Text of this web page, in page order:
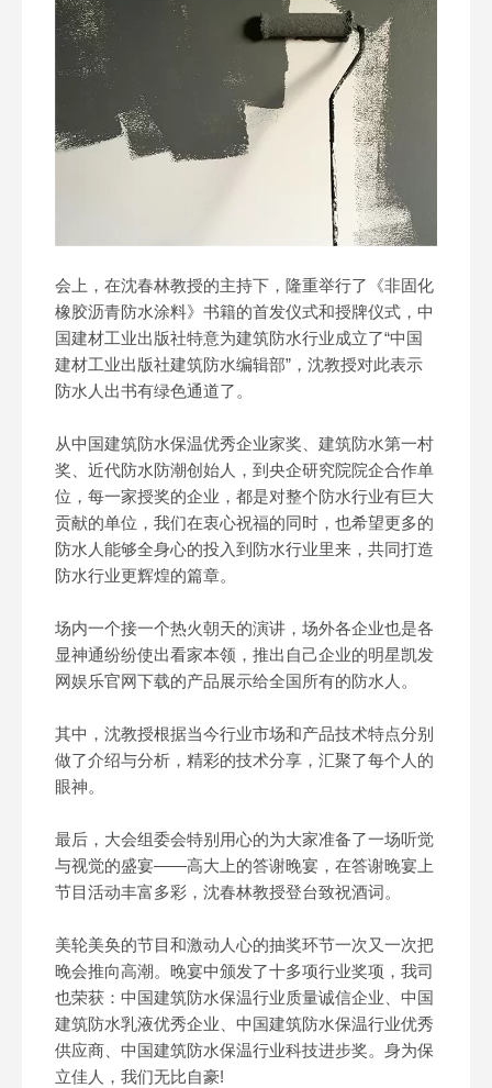
会上，在沈春林教授的主持下，隆重举行了《非固化
橡胶沥青防水涂料》书籍的首发仪式和授牌仪式，中
国建材工业出版社特意为建筑防水行业成立了“中国
建材工业出版社建筑防水编辑部”，沈教授对此表示
防水人出书有绿色通道了。
从中国建筑防水保温优秀企业家奖、建筑防水第一村
奖、近代防水防潮创始人，到央企研究院院企合作单
位，每一家授奖的企业，都是对整个防水行业有巨大
贡献的单位，我们在衷心祝福的同时，也希望更多的
防水人能够全身心的投入到防水行业里来，共同打造
防水行业更辉煌的篇章。
场内一个接一个热火朝天的演讲，场外各企业也是各
显神通纷纷使出看家本领，推出自己企业的明星凯发
网娱乐官网下载的产品展示给全国所有的防水人。
其中，沈教授根据当今行业市场和产品技术特点分别
做了介绍与分析，精彩的技术分享，汇聚了每个人的
眼神。
最后，大会组委会特别用心的为大家准备了一场听觉
与视觉的盛宴——高大上的答谢晚宴，在答谢晚宴上
节目活动丰富多彩，沈春林教授登台致祝酒词。
美轮美奂的节目和激动人心的抽奖环节一次又一次把
晚会推向高潮。晚宴中颁发了十多项行业奖项，我司
也荣获：中国建筑防水保温行业质量诚信企业、中国
建筑防水乳液优秀企业、中国建筑防水保温行业优秀
供应商、中国建筑防水保温行业科技进步奖。身为保
立佳人，我们无比自豪!